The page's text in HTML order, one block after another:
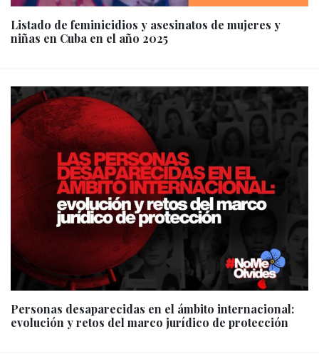
Listado de feminicidios y asesinatos de mujeres y
niñas en Cuba en el año 2025
Personas desaparecidas en el ámbito internacional:
evolución y retos del marco jurídico de protección